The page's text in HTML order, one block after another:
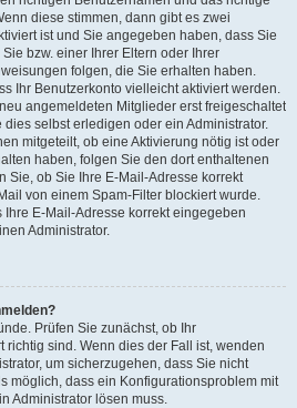
diese stimmen, dann gibt es zwei
ist und Sie angegeben haben, dass Sie
bzw. einer Ihrer Eltern oder Ihrer
folgen, die Sie erhalten haben.
Ihr Benutzerkonto vielleicht aktiviert werden.
angemeldeten Mitglieder erst freigeschaltet
selbst erledigen oder ein Administrator.
mitgeteilt, ob eine Aktivierung nötig ist oder
haben, folgen Sie den dort enthaltenen
Sie, ob Sie Ihre E-Mail-Adresse korrekt
von einem Spam-Filter blockiert wurde.
E-Mail-Adresse korrekt eingegeben
Administrator.
Prüfen Sie zunächst, ob Ihr
richtig sind. Wenn dies der Fall ist, wenden
um sicherzugehen, dass Sie nicht
möglich, dass ein Konfigurationsproblem mit
Administrator lösen muss.